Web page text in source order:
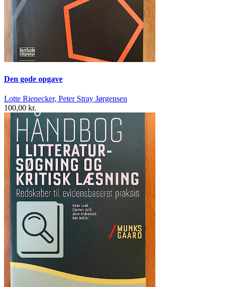
Den gode opgave
Lotte Rienecker, Peter Stray Jørgensen
100,00 kr.